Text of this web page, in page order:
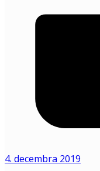
4. decembra 2019